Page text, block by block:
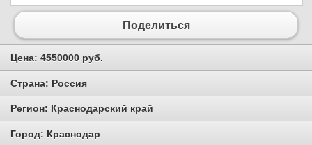
Поделиться
Цена: 4550000 руб.
Страна: Россия
Регион: Краснодарский край
Город: Краснодар